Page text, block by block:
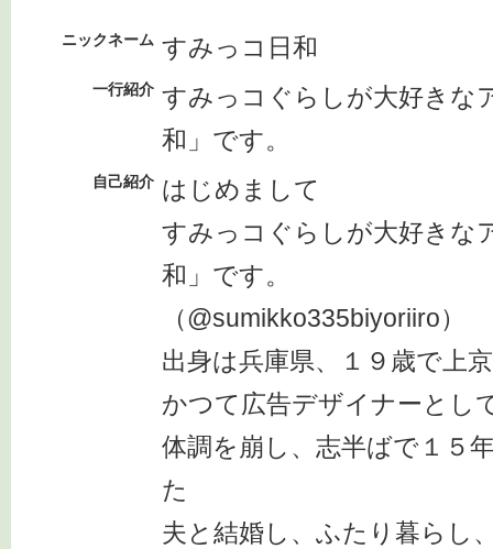
ニックネーム すみっコ日和
一行紹介 すみっコぐらしが大好きな
和」です。
自己紹介 はじめまして
すみっコぐらしが大好きな
和」です。
（@sumikko335biyoriiro）
出身は兵庫県、１９歳で上
かつて広告デザイナーとし
体調を崩し、志半ばで１５
た
夫と結婚し、ふたり暮らし